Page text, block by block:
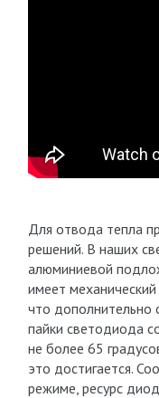
Для отвода тепла
решений. В наших
алюминиевой
имеет
что дополнительно
пайки светодиода
не более 65
это достигается.
режиме, ресурс